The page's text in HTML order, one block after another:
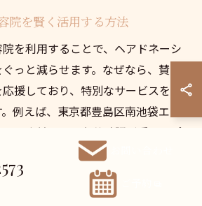
院を賢く活用する方法
を利用することで、ヘアドネーシ
っと減らせます。なぜなら、賛同
援しており、特別なサービスを提
例えば、東京都豊島区南池袋エリ
し、事前予約や条件確認が重要なポ
体的な方法は、各美容院の公式サ
ョン団体の賛同サロン一覧をチェッ
ているか確認してから予約すること